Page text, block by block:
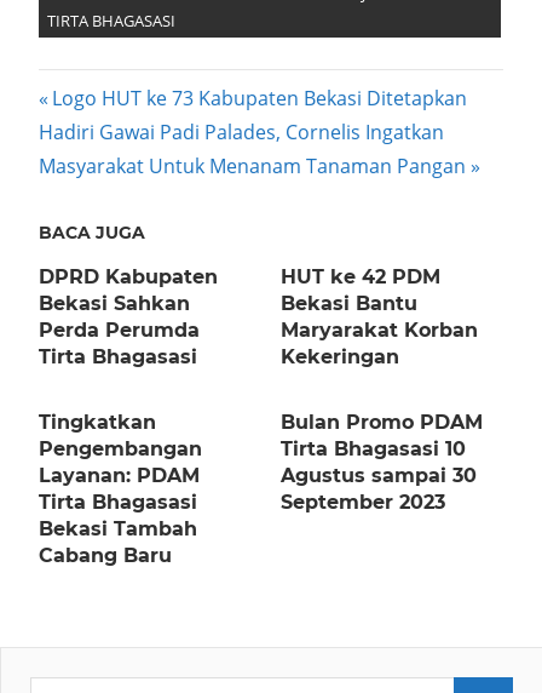
TIRTA BHAGASASI
Post
navigation
Previous
Post:
Logo HUT ke 73 Kabupaten Bekasi Ditetapkan
Next
Post:
Hadiri Gawai Padi Palades, Cornelis Ingatkan
Masyarakat Untuk Menanam Tanaman Pangan
BACA JUGA
DPRD Kabupaten
Bekasi Sahkan
Perda Perumda
Tirta Bhagasasi
HUT ke 42 PDM
Bekasi Bantu
Maryarakat Korban
Kekeringan
Tingkatkan
Pengembangan
Layanan: PDAM
Tirta Bhagasasi
Bekasi Tambah
Cabang Baru
Bulan Promo PDAM
Tirta Bhagasasi 10
Agustus sampai 30
September 2023